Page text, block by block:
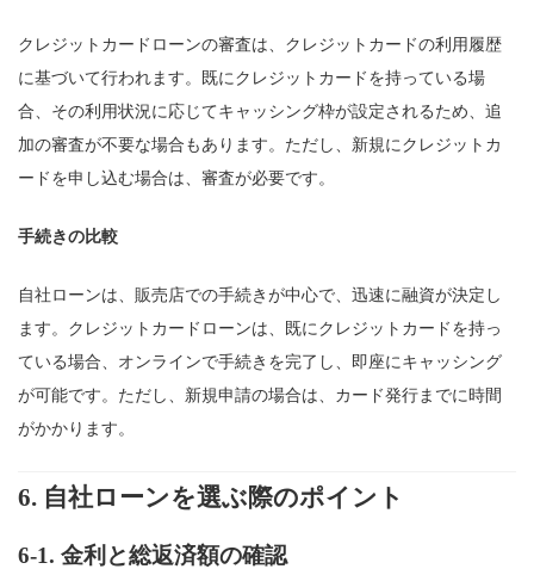
クレジットカードローンの審査は、クレジットカードの利用履歴
に基づいて行われます。既にクレジットカードを持っている場
合、その利用状況に応じてキャッシング枠が設定されるため、追
加の審査が不要な場合もあります。ただし、新規にクレジットカ
ードを申し込む場合は、審査が必要です。
手続きの比較
自社ローンは、販売店での手続きが中心で、迅速に融資が決定し
ます。クレジットカードローンは、既にクレジットカードを持っ
ている場合、オンラインで手続きを完了し、即座にキャッシング
が可能です。ただし、新規申請の場合は、カード発行までに時間
がかかります。
6. 自社ローンを選ぶ際のポイント
6-1. 金利と総返済額の確認